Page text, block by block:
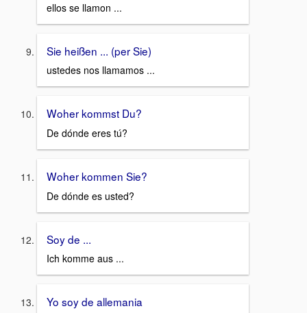
ellos se llamon ...
Sie heißen ... (per Sie)
ustedes nos llamamos ...
Woher kommst Du?
De dónde eres tú?
Woher kommen Sie?
De dónde es usted?
Soy de ...
Ich komme aus ...
Yo soy de allemania